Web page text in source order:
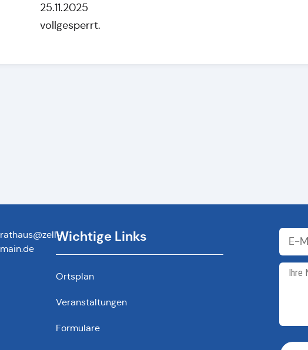
25.11.2025
vollgesperrt.
rathaus@zell-
main.de
Wichtige Links
Ortsplan
Veranstaltungen
Formulare